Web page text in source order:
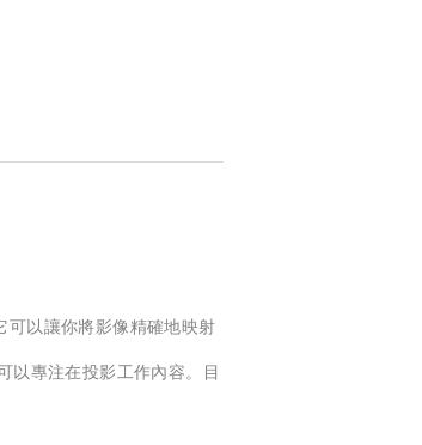
以讓你將影像精確地映射
以專注在投影工作內容。目